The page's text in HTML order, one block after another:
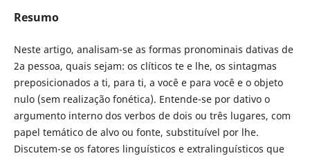
Resumo
Neste artigo, analisam-se as formas pronominais dativas de
2a pessoa, quais sejam: os clíticos te e lhe, os sintagmas
preposicionados a ti, para ti, a você e para você e o objeto
nulo (sem realização fonética). Entende-se por dativo o
argumento interno dos verbos de dois ou três lugares, com
papel temático de alvo ou fonte, substituível por lhe.
Discutem-se os fatores linguísticos e extralinguísticos que